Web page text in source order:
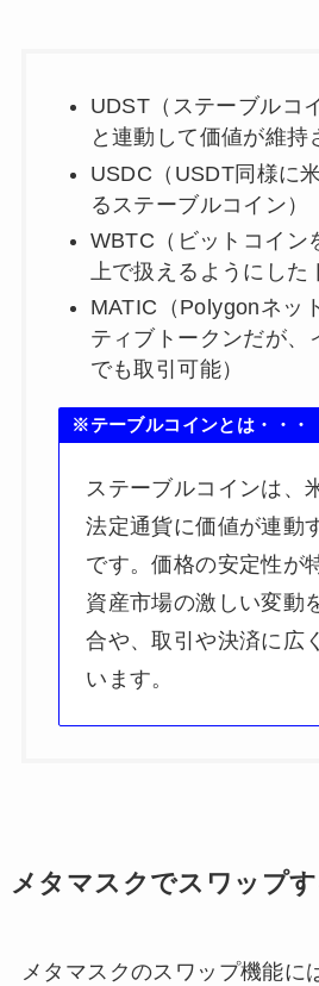
UDST（ステーブルコ
と連動して価値が維持
USDC（USDT同様に
るステーブルコイン）
WBTC（ビットコイン
上で扱えるようにした
MATIC（Polygonネッ
ティブトークンだが、
でも取引可能）
※テーブルコインとは・・・
ステーブルコインは、
法定通貨に価値が連動
です。価格の安定性が
資産市場の激しい変動
合や、取引や決済に広
います。
メタマスクでスワップ
メタマスクのスワップ機能に